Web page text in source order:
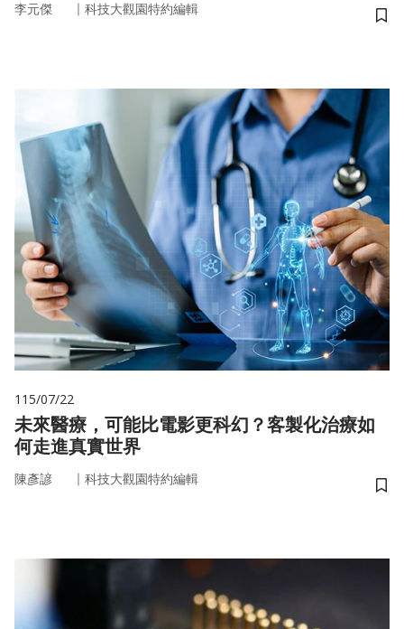
李元傑 ｜ 科技大觀園特約編輯
儲
115/07/22
未來醫療，可能比電影更科幻？客製化治療如
何走進真實世界
陳彥諺 ｜ 科技大觀園特約編輯
儲